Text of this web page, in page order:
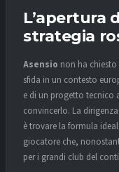
L’apertura
strategia
Asensio non ha chiesto
sfida in un contesto
e di un progetto tecnico
convincerlo. La
è trovare la formula
giocatore che,
per i grandi club del